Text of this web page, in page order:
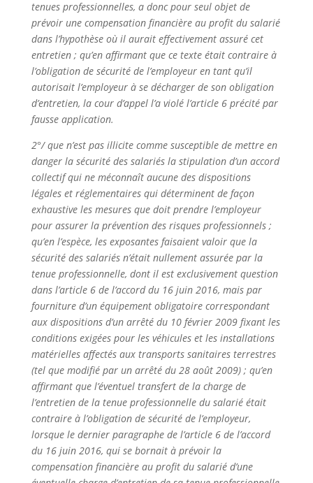
tenues professionnelles, a donc pour seul objet de
prévoir une compensation financière au profit du salarié
dans l’hypothèse où il aurait effectivement assuré cet
entretien ; qu’en affirmant que ce texte était contraire à
l’obligation de sécurité de l’employeur en tant qu’il
autorisait l’employeur à se décharger de son obligation
d’entretien, la cour d’appel l’a violé l’article 6 précité par
fausse application.
2°/ que n’est pas illicite comme susceptible de mettre en
danger la sécurité des salariés la stipulation d’un accord
collectif qui ne méconnaît aucune des dispositions
légales et réglementaires qui déterminent de façon
exhaustive les mesures que doit prendre l’employeur
pour assurer la prévention des risques professionnels ;
qu’en l’espèce, les exposantes faisaient valoir que la
sécurité des salariés n’était nullement assurée par la
tenue professionnelle, dont il est exclusivement question
dans l’article 6 de l’accord du 16 juin 2016, mais par
fourniture d’un équipement obligatoire correspondant
aux dispositions d’un arrêté du 10 février 2009 fixant les
conditions exigées pour les véhicules et les installations
matérielles affectés aux transports sanitaires terrestres
(tel que modifié par un arrêté du 28 août 2009) ; qu’en
affirmant que l’éventuel transfert de la charge de
l’entretien de la tenue professionnelle du salarié était
contraire à l’obligation de sécurité de l’employeur,
lorsque le dernier paragraphe de l’article 6 de l’accord
du 16 juin 2016, qui se bornait à prévoir la
compensation financière au profit du salarié d’une